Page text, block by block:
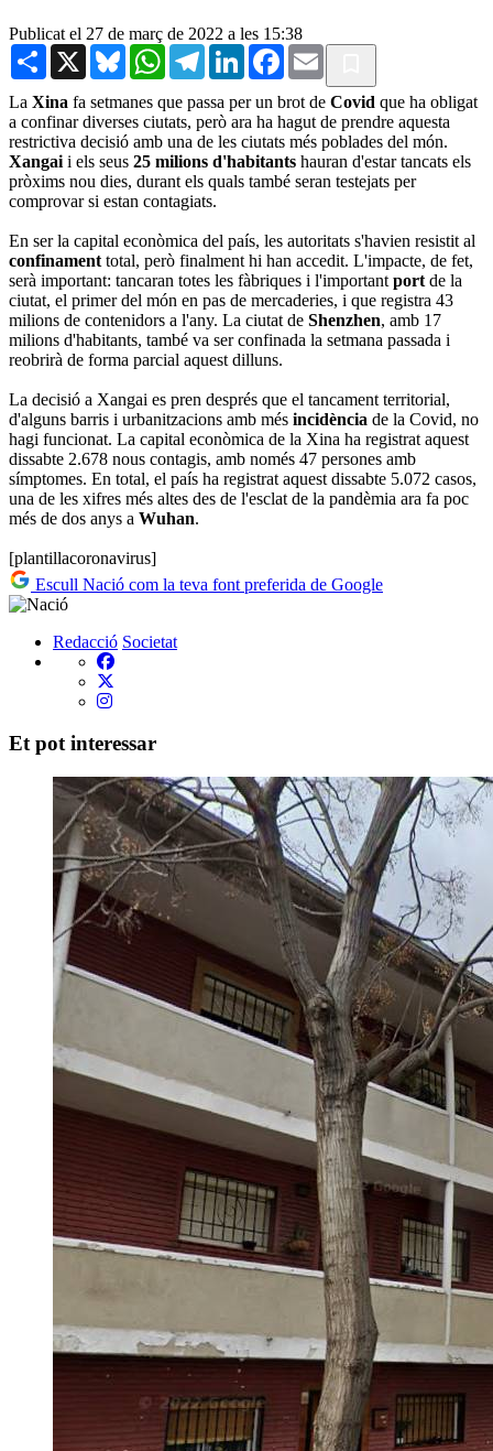
Publicat el 27 de març de 2022 a les 15:38
Share X BlueskyWhatsAppTelegramLinkedInFacebook
Email
La Xina fa setmanes que passa per un brot de Covid que ha obligat
a confinar diverses ciutats, però ara ha hagut de prendre aquesta
restrictiva decisió amb una de les ciutats més poblades del món.
Xangai i els seus 25 milions d'habitants hauran d'estar tancats els
pròxims nou dies, durant els quals també seran testejats per
comprovar si estan contagiats.
En ser la capital econòmica del país, les autoritats s'havien resistit al
confinament total, però finalment hi han accedit. L'impacte, de fet,
serà important: tancaran totes les fàbriques i l'important port de la
ciutat, el primer del món en pas de mercaderies, i que registra 43
milions de contenidors a l'any. La ciutat de Shenzhen, amb 17
milions d'habitants, també va ser confinada la setmana passada i
reobrirà de forma parcial aquest dilluns.
La decisió a Xangai es pren després que el tancament territorial,
d'alguns barris i urbanitzacions amb més incidència de la Covid, no
hagi funcionat. La capital econòmica de la Xina ha registrat aquest
dissabte 2.678 nous contagis, amb només 47 persones amb
símptomes. En total, el país ha registrat aquest dissabte 5.072 casos,
una de les xifres més altes des de l'esclat de la pandèmia ara fa poc
més de dos anys a Wuhan.
[plantillacoronavirus]
Escull Nació com la teva font preferida de Google
Redacció Societat
Et pot interessar